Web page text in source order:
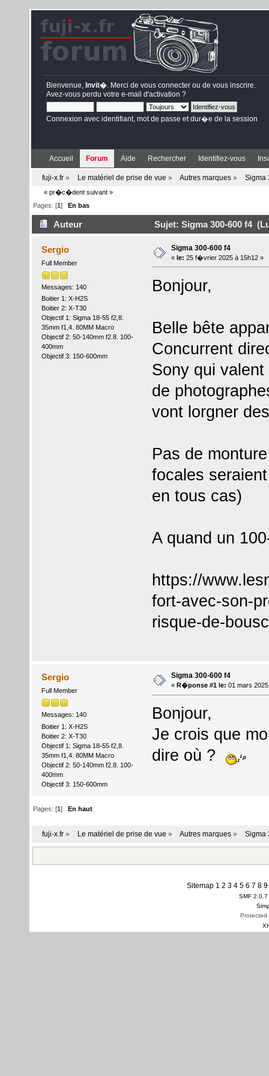
Bienvenue, Invit� . Merci de vous connecter ou de vous inscrire
Avez-vous perdu votre e-mail d'activation ?
Connexion avec identifiant, mot de passe et dur�e de la session
Accueil Forum Aide Rechercher Identifiez-vous
fuji-x.fr » Le matériel de prise de vue » Autres marques » Sigma
« pr�c�dent suivant »
Pages: [1] En bas
Auteur Sujet: Sigma 300-600 f4
Sergio
Full Member
Messages: 140
Boitier 1: X-H2S
Boitier 2: X-T30
Objectif 1: Sigma 18-55 f2,8.
35mm f1,4. 80MM Macro
Objectif 2: 50-140mm f2.8. 100-
400mm
Objectif 3: 150-600mm
Sigma 300-600 f4
« le: 25 f�vrier 2025 à 15h12 »
Bonjour,
Belle bête
Concurrent
Sony qui
de
vont lorgner
Pas de
focales
en tous cas)
A quand un
https://
fort-avec-son-
risque-de-
Sergio
Full Member
Messages: 140
Boitier 1: X-H2S
Boitier 2: X-T30
Objectif 1: Sigma 18-55 f2,8.
35mm f1,4. 80MM Macro
Objectif 2: 50-140mm f2.8. 100-
400mm
Objectif 3: 150-600mm
Sigma 300-600 f4
« R�ponse #1 le: 01 mars
Bonjour,
Je crois que
dire où ?
Pages: [1]En haut
fuji-x.fr » Le matériel de prise de vue » Autres marques » Sigma
Sitemap 1 2 3 4 5 6 7 8 9
SMF 2.0.7